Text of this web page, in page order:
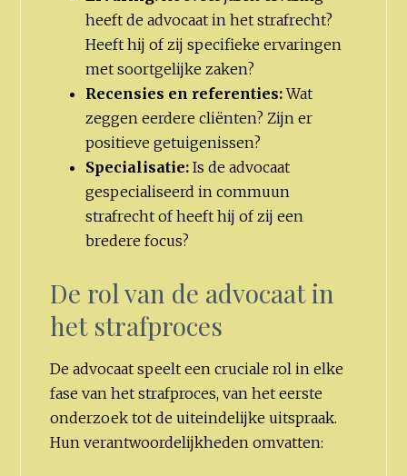
heeft de advocaat in het strafrecht?
Heeft hij of zij specifieke ervaringen
met soortgelijke zaken?
Recensies en referenties:Wat
zeggen eerdere cliënten? Zijn er
positieve getuigenissen?
Specialisatie:Is de advocaat
gespecialiseerd in commuun
strafrecht of heeft hij of zij een
bredere focus?
De rol van de advocaat in
het strafproces
De advocaat speelt een cruciale rol in elke
fase van het strafproces, van het eerste
onderzoek tot de uiteindelijke uitspraak.
Hun verantwoordelijkheden omvatten: